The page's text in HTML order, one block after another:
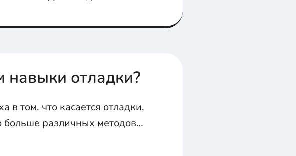
навыки отладки?
в том, что касается отладки,
различных методов